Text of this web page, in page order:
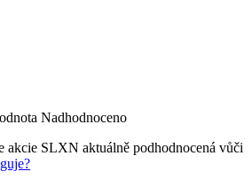
Nadhodnoceno
akcie SLXN aktuálně podhodnocená vůči